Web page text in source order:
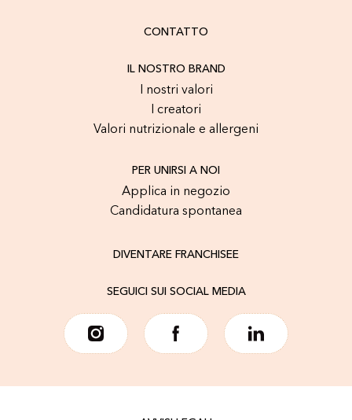
CONTATTO
IL NOSTRO BRAND
I nostri valori
I creatori
Valori nutrizionale e allergeni
PER UNIRSI A NOI
Applica in negozio
Candidatura spontanea
DIVENTARE FRANCHISEE
SEGUICI SUI SOCIAL MEDIA